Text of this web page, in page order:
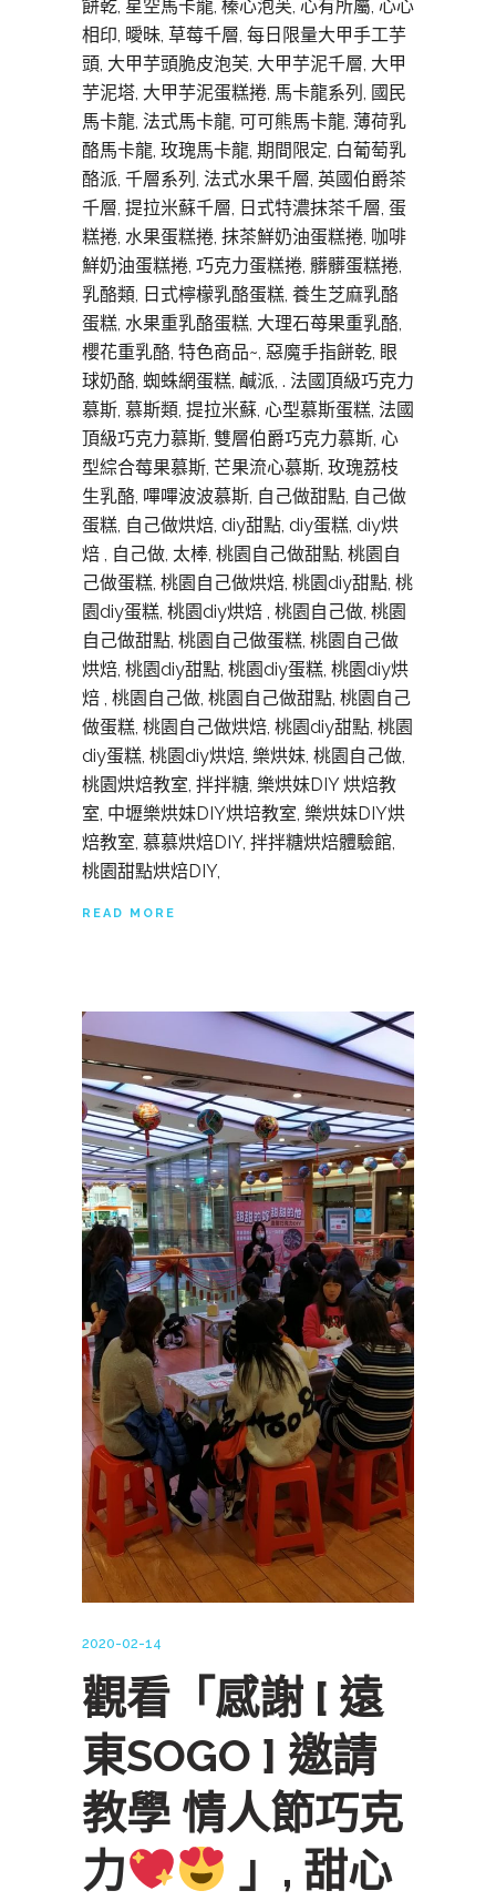
餅乾, 星空馬卡龍, 榛心泡芙, 心有所屬, 心心
相印, 曖昧, 草莓千層, 每日限量大甲手工芋
頭, 大甲芋頭脆皮泡芙, 大甲芋泥千層, 大甲
芋泥塔, 大甲芋泥蛋糕捲, 馬卡龍系列, 國民
馬卡龍, 法式馬卡龍, 可可熊馬卡龍, 薄荷乳
酪馬卡龍, 玫瑰馬卡龍, 期間限定, 白葡萄乳
酪派, 千層系列, 法式水果千層, 英國伯爵茶
千層, 提拉米蘇千層, 日式特濃抹茶千層, 蛋
糕捲, 水果蛋糕捲, 抹茶鮮奶油蛋糕捲, 咖啡
鮮奶油蛋糕捲, 巧克力蛋糕捲, 髒髒蛋糕捲,
乳酪類, 日式檸檬乳酪蛋糕, 養生芝麻乳酪
蛋糕, 水果重乳酪蛋糕, 大理石苺果重乳酪,
櫻花重乳酪, 特色商品~, 惡魔手指餅乾, 眼
球奶酪, 蜘蛛網蛋糕, 鹹派, . 法國頂級巧克力
慕斯, 慕斯類, 提拉米蘇, 心型慕斯蛋糕, 法國
頂級巧克力慕斯, 雙層伯爵巧克力慕斯, 心
型綜合莓果慕斯, 芒果流心慕斯, 玫瑰荔枝
生乳酪, 嗶嗶波波慕斯, 自己做甜點, 自己做
蛋糕, 自己做烘焙, diy甜點, diy蛋糕, diy烘
焙 , 自己做, 太棒, 桃園自己做甜點, 桃園自
己做蛋糕, 桃園自己做烘焙, 桃園diy甜點, 桃
園diy蛋糕, 桃園diy烘焙 , 桃園自己做, 桃園
自己做甜點, 桃園自己做蛋糕, 桃園自己做
烘焙, 桃園diy甜點, 桃園diy蛋糕, 桃園diy烘
焙 , 桃園自己做, 桃園自己做甜點, 桃園自己
做蛋糕, 桃園自己做烘焙, 桃園diy甜點, 桃園
diy蛋糕, 桃園diy烘焙, 樂烘妹, 桃園自己做,
桃園烘焙教室, 拌拌糖, 樂烘妹DIY 烘焙教
室, 中壢樂烘妹DIY烘培教室, 樂烘妹DIY烘
焙教室, 慕慕烘焙DIY, 拌拌糖烘焙體驗館,
桃園甜點烘焙DIY,
READ MORE
2020-02-14
觀看「感謝 [ 遠
東SOGO ] 邀請
教學 情人節巧克
力
」, 甜心